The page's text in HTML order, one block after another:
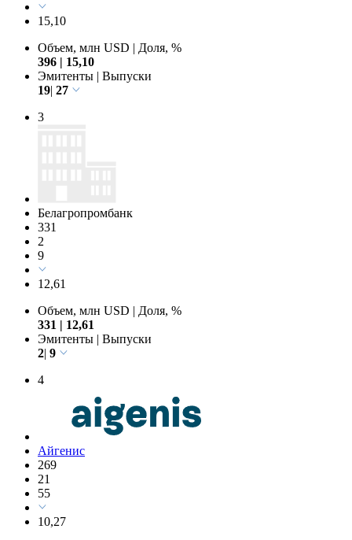
15,10
Объем, млн USD | Доля, %
396 | 15,10
Эмитенты | Выпуски
19| 27
3
Белагропромбанк
331
2
9
12,61
Объем, млн USD | Доля, %
331 | 12,61
Эмитенты | Выпуски
2| 9
4
Айгенис
269
21
55
10,27